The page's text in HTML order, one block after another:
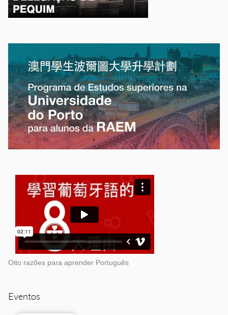
Oito razões para aprender Português
Eventos